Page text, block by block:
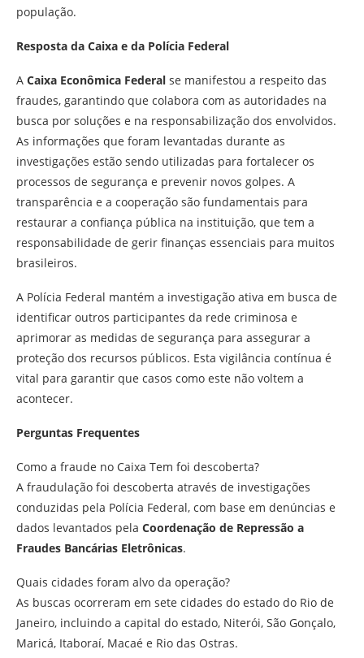
população.
Resposta da Caixa e da Polícia Federal
A Caixa Econômica Federal se manifestou a respeito das
fraudes, garantindo que colabora com as autoridades na
busca por soluções e na responsabilização dos envolvidos.
As informações que foram levantadas durante as
investigações estão sendo utilizadas para fortalecer os
processos de segurança e prevenir novos golpes. A
transparência e a cooperação são fundamentais para
restaurar a confiança pública na instituição, que tem a
responsabilidade de gerir finanças essenciais para muitos
brasileiros.
A Polícia Federal mantém a investigação ativa em busca de
identificar outros participantes da rede criminosa e
aprimorar as medidas de segurança para assegurar a
proteção dos recursos públicos. Esta vigilância contínua é
vital para garantir que casos como este não voltem a
acontecer.
Perguntas Frequentes
Como a fraude no Caixa Tem foi descoberta?
A fraudulação foi descoberta através de investigações
conduzidas pela Polícia Federal, com base em denúncias e
dados levantados pela Coordenação de Repressão a
Fraudes Bancárias Eletrônicas.
Quais cidades foram alvo da operação?
As buscas ocorreram em sete cidades do estado do Rio de
Janeiro, incluindo a capital do estado, Niterói, São Gonçalo,
Maricá, Itaboraí, Macaé e Rio das Ostras.